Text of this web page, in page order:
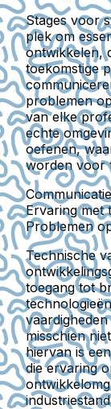
Stages voor
plek om
ontwikkelen,
toekomstige
problemen
van elke
echte
oefenen,
worden voor
Ervaring met
Problemen
Technische
toegang tot
misschien
hiervan is
die ervaring